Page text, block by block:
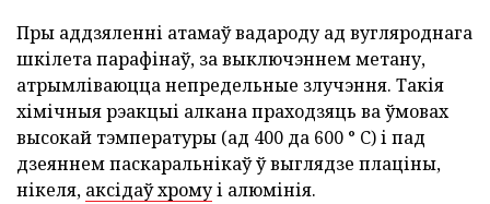
Пры аддзяленні атамаў вадароду ад вугляроднага
шкілета парафінаў, за выключэннем метану,
атрымліваюцца непредельные злучэння. Такія
хімічныя рэакцыі алкана праходзяць ва ўмовах
высокай тэмпературы (ад 400 да 600 ° C) і пад
дзеяннем паскаральнікаў ў выглядзе плаціны,
нікеля, аксідаў хромуі алюмінія.